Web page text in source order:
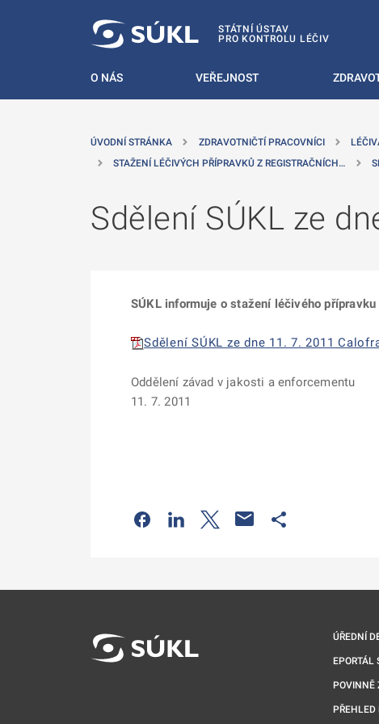
STÁTNÍ ÚSTAV
PRO KONTROLU LÉČIV
O NÁS VEŘEJNOST
ÚVODNÍ STRÁNKA ZDRAVOTNIČTÍ PRACOVNÍCI
STAŽENÍ LÉČIVÝCH PŘÍPRAVKŮ Z REGISTRAČNÍCH…
Sdělení SÚKL ze
SÚKL informuje o stažení léčivého
Sdělení SÚKL ze dne 11. 7. 2011
Oddělení závad v jakosti a enforcementu
11. 7. 2011
Odkaz se otevře na nové kartě
Odkaz se otevře na nové kartě
Odkaz se otevře na nové
ÚŘEDNÍ
EPORTÁL
POVINNĚ